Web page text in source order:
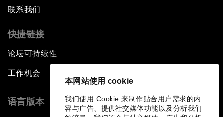
本网站使用 cookie
我们使用 Cookie 来制作贴合用户需求的内
容与广告、提供社交媒体功能以及分析我们
联系我们
快捷链接
论坛可持续性
工作机会
语言版本